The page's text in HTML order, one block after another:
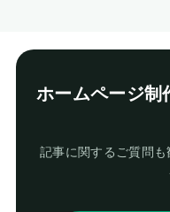
ホームページ制
記事に関するご質問